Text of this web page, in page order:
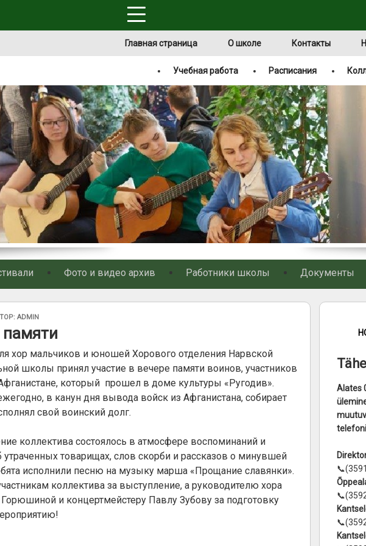
Главная страница О школе Контакты
Учебная работа Расписания
Фото и видео архив Работники школы Документы
ADMIN
памяти
хор мальчиков и юношей Хорового отделения Нарвской
школы принял участие в вечере памяти воинов, участников
который прошел в доме культуры «Ругодив».
в канун дня вывода войск из Афганистана, собирает
свой воинский долг.
коллектива состоялось в атмосфере воспоминаний и
утраченных товарищах, слов скорби и рассказов о минувшей
исполнили песню на музыку марша «Прощание славянки».
коллектива за выступление, а руководителю хора
и концертмейстеру Павлу Зубову за подготовку
Alates